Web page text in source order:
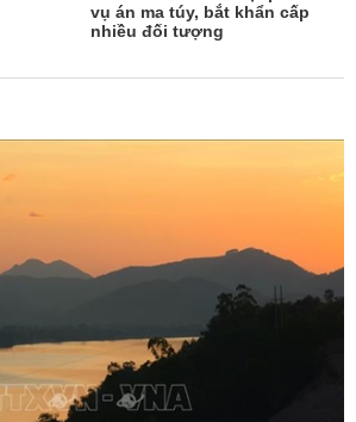
vụ án ma túy, bắt khẩn cấp
nhiều đối tượng